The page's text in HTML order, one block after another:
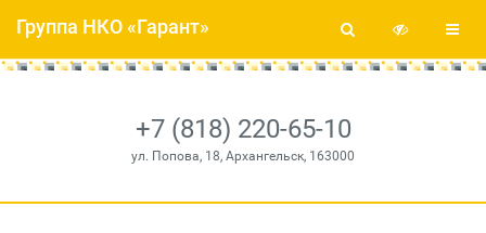
+7 (818) 220-65-10
ул. Попова, 18, Архангельск, 163000
Группа НКО «Гарант»